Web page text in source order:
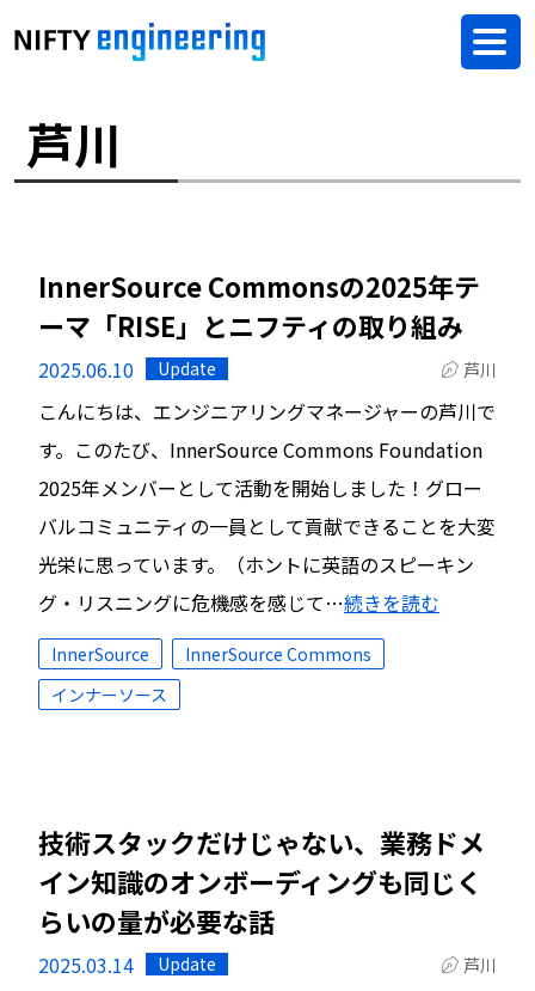
芦川
InnerSource Commonsの2025年テ
ーマ「RISE」とニフティの取り組み
2025.06.10 Update 芦川
こんにちは、エンジニアリングマネージャーの芦川で
す。このたび、InnerSource Commons Foundation
2025年メンバーとして活動を開始しました！グロー
バルコミュニティの一員として貢献できることを大変
光栄に思っています。（ホントに英語のスピーキン
グ・リスニングに危機感を感じて…続きを読む
InnerSource
InnerSource Commons
インナーソース
技術スタックだけじゃない、業務ドメ
イン知識のオンボーディングも同じく
らいの量が必要な話
2025.03.14 Update 芦川